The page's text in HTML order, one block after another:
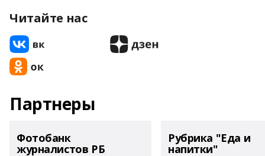
Читайте нас
Партнеры
Фотобанк
журналистов РБ
Рубрика "Еда и
напитки"